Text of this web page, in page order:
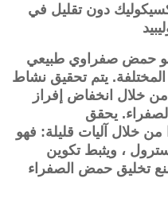
دون تقليل في
حمض صفراوي طبيعي
يتم تحقيق نشاط
من خلال انخفاض إفراز
يحقق
من خلال آليات قليلة: فهو
، ويثبط تكوين
تخليق حمض الصفراء